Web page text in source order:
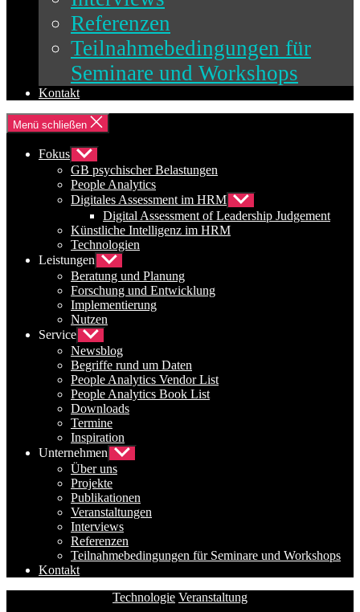
Referenzen
Teilnahmebedingungen für
Seminare und Workshops
Kontakt
Menü schließen
Fokus Untermenü
anzeigen
GB psychischer Belastungen
People Analytics
Digitales Assessment im HRM Untermenü
anzeigen
Digital Assessment of Leadership Judgement
Künstliche Intelligenz im HRM
Technologien
Leistungen Untermenü
anzeigen
Beratung und Planung
Forschung und Entwicklung
Implementierung
Nutzen
Service Untermenü
anzeigen
Newsblog
Begriffe rund um Daten
People Analytics Vendor List
People Analytics Book List
Downloads
Termine
Inspiration
Unternehmen Untermenü
anzeigen
Über uns
Projekte
Publikationen
Veranstaltungen
Interviews
Referenzen
Teilnahmebedingungen für Seminare und Workshops
Kontakt
Kategorien
Technologie Veranstaltung